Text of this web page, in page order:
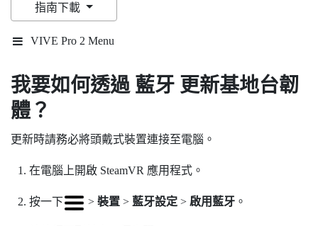
指南下載
VIVE Pro 2 Menu
我要如何透過 藍牙 更新基地台韌
體？
更新時請務必將頭戴式裝置連接至電腦。
在電腦上開啟 SteamVR 應用程式。
按一下 > 裝置> 藍牙設定> 啟用藍牙。